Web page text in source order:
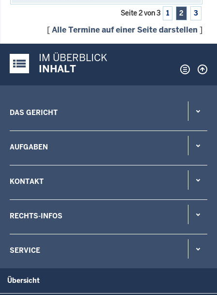
Seite 2 von 3 1 2 3
[Alle Termine auf einer Seite darstellen ]
Justiz-Portal im Überblick:
IM ÜBERBLICK
INHALT
DAS GERICHT
AUFGABEN
KONTAKT
RECHTS-INFOS
SERVICE
Übersicht